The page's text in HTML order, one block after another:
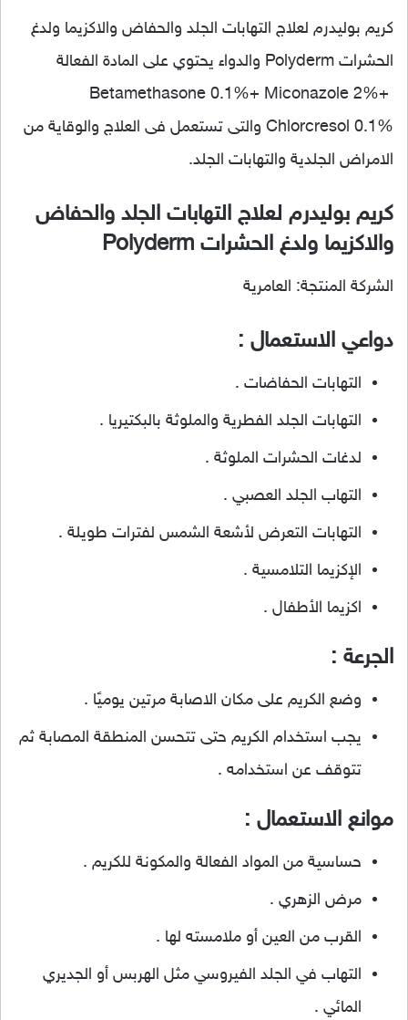
كريم بوليدرم لعلاج التهابات الجلد والحفاض والاكزيما ولدغ
الحشرات Polyderm والدواء يحتوي على المادة الفعالة
Betamethasone 0.1%+ Miconazole 2%+
Chlorcresol 0.1% والتى تستعمل فى العلاج والوقاية من
الامراض الجلدية والتهابات الجلد.
كريم بوليدرم لعلاج التهابات الجلد والحفاض
والاكزيما ولدغ الحشرات Polyderm
الشركة المنتجة: العامرية
دواعي الاستعمال :
التهابات الحفاضات .
التهابات الجلد الفطرية والملوثة بالبكتيريا .
لدغات الحشرات الملوثة .
التهاب الجلد العصبي .
التهابات التعرض لأشعة الشمس لفترات طويلة .
الإكزيما التلامسية .
اكزيما الأطفال .
الجرعة :
وضع الكريم على مكان الاصابة مرتين يوميًا .
يجب استخدام الكريم حتى تتحسن المنطقة المصابة ثم
تتوقف عن استخدامه .
موانع الاستعمال :
حساسية من المواد الفعالة والمكونة للكريم .
مرض الزهري .
القرب من العين أو ملامسته لها .
التهاب في الجلد الفيروسي مثل الهربس أو الجديري
المائي .